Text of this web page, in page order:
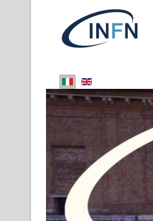
Seleziona la tua lingua